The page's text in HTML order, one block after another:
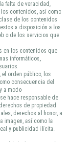
falta de veracidad,
contenidos, así como
de los contenidos
a disposición a los
o de los servicios que
en los contenidos que
informáticos,
el orden público, los
consecuencia del
a modo
hace responsable de
de propiedad
derechos al honor, a
imagen, así como la
y publicidad ilícita.